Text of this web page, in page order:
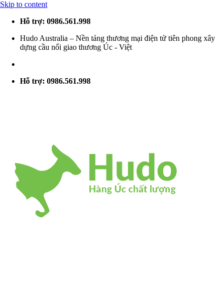
Skip to content
Hỗ trợ: 0986.561.998
Hudo Australia – Nền tảng thương mại điện tử tiên phong xây
dựng cầu nối giao thương Úc - Việt
Hỗ trợ: 0986.561.998